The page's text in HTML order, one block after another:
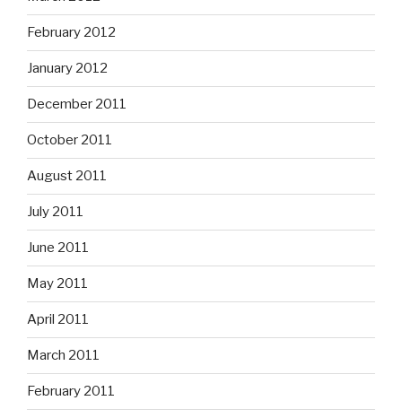
February 2012
January 2012
December 2011
October 2011
August 2011
July 2011
June 2011
May 2011
April 2011
March 2011
February 2011